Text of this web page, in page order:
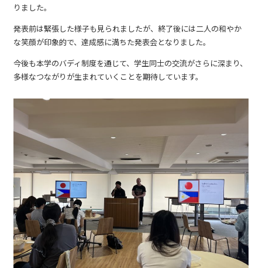
りました。
発表前は緊張した様子も見られましたが、終了後には二人の和やか
な笑顔が印象的で、達成感に満ちた発表会となりました。
今後も本学のバディ制度を通じて、学生同士の交流がさらに深まり、
多様なつながりが生まれていくことを期待しています。